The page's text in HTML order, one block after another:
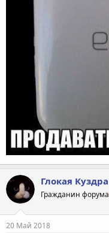
Глокая Куздра
Гражданин форума
20 Май 2018